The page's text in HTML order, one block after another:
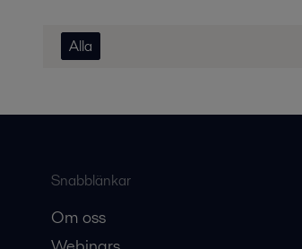
Alla
Snabblänkar
Om oss